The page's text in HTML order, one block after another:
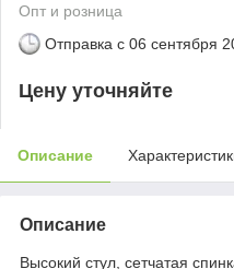
Опт и розница
Отправка с 06 сентября
Цену уточняйте
Описание
Описание
Высокий стул, сетчатая